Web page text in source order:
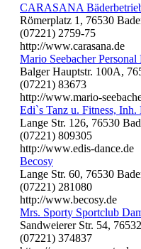
CARASANA
Römerplatz 1, 76530
(07221) 2759-75
http://www.carasana.de
Mario Seebacher
Balger Hauptstr. 100A,
(07221) 83673
http://www.mario-
Edi`s Tanz u. Fitness,
Lange Str. 126, 76530
(07221) 809305
http://www.edis-dance.de
Becosy
Lange Str. 60, 76530
(07221) 281080
http://www.becosy.de
Mrs. Sporty Sportclub
Sandweierer Str. 54,
(07221) 374837